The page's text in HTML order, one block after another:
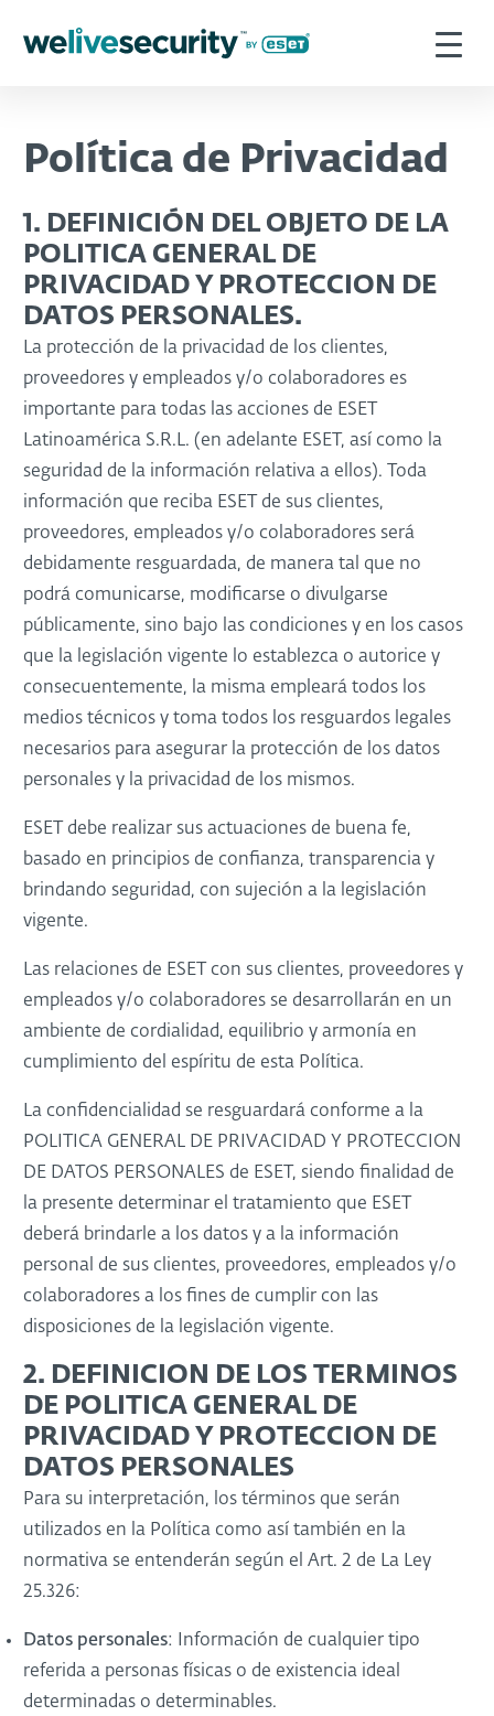
Política de Privacidad
1. DEFINICIÓN DEL OBJETO DE LA
POLITICA GENERAL DE
PRIVACIDAD Y PROTECCION DE
DATOS PERSONALES.
La protección de la privacidad de los clientes,
proveedores y empleados y/o colaboradores es
importante para todas las acciones de ESET
Latinoamérica S.R.L. (en adelante ESET, así como la
seguridad de la información relativa a ellos). Toda
información que reciba ESET de sus clientes,
proveedores, empleados y/o colaboradores será
debidamente resguardada, de manera tal que no
podrá comunicarse, modificarse o divulgarse
públicamente, sino bajo las condiciones y en los casos
que la legislación vigente lo establezca o autorice y
consecuentemente, la misma empleará todos los
medios técnicos y toma todos los resguardos legales
necesarios para asegurar la protección de los datos
personales y la privacidad de los mismos.
ESET debe realizar sus actuaciones de buena fe,
basado en principios de confianza, transparencia y
brindando seguridad, con sujeción a la legislación
vigente.
Las relaciones de ESET con sus clientes, proveedores y
empleados y/o colaboradores se desarrollarán en un
ambiente de cordialidad, equilibrio y armonía en
cumplimiento del espíritu de esta Política.
La confidencialidad se resguardará conforme a la
POLITICA GENERAL DE PRIVACIDAD Y PROTECCION
DE DATOS PERSONALES de ESET, siendo finalidad de
la presente determinar el tratamiento que ESET
deberá brindarle a los datos y a la información
personal de sus clientes, proveedores, empleados y/o
colaboradores a los fines de cumplir con las
disposiciones de la legislación vigente.
2. DEFINICION DE LOS TERMINOS
DE POLITICA GENERAL DE
PRIVACIDAD Y PROTECCION DE
DATOS PERSONALES
Para su interpretación, los términos que serán
utilizados en la Política como así también en la
normativa se entenderán según el Art. 2 de La Ley
25.326:
Datos personales: Información de cualquier tipo
referida a personas físicas o de existencia ideal
determinadas o determinables.